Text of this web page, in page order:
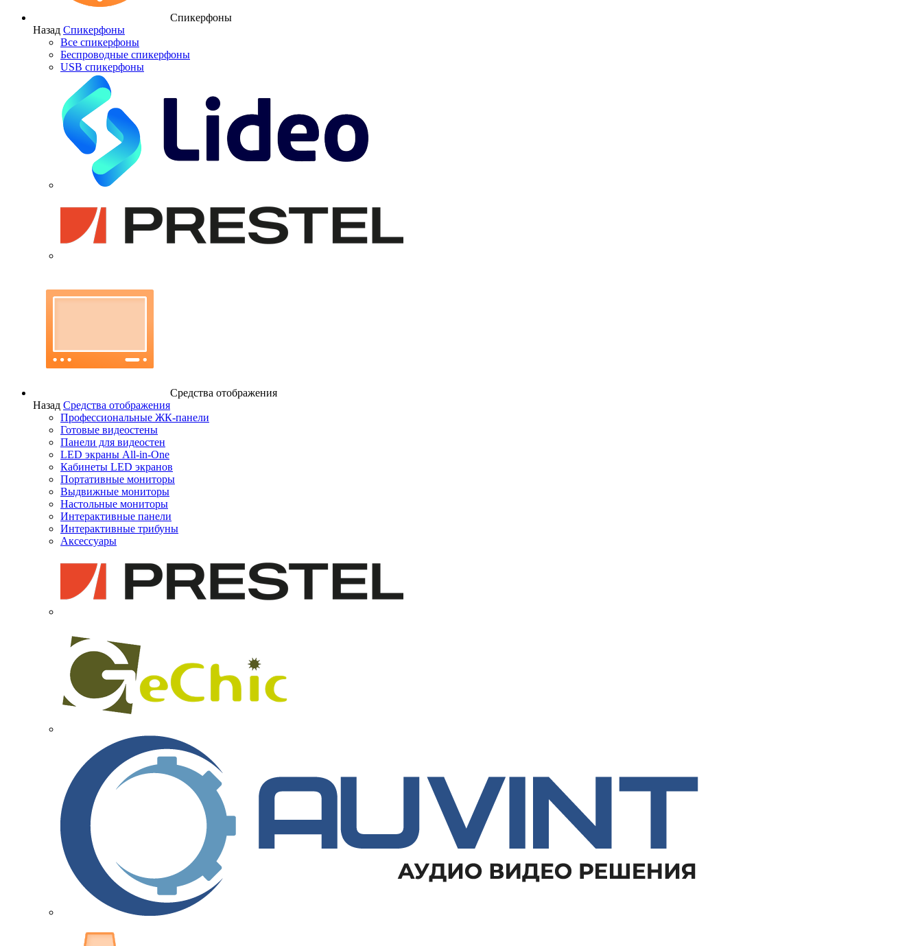
Спикерфоны
Назад Спикерфоны
Все спикерфоны
Беспроводные спикерфоны
USB спикерфоны
Средства отображения
Назад Средства отображения
Профессиональные ЖК-панели
Готовые видеостены
Панели для видеостен
LED экраны All-in-One
Кабинеты LED экранов
Портативные мониторы
Выдвижные мониторы
Настольные мониторы
Интерактивные панели
Интерактивные трибуны
Аксессуары